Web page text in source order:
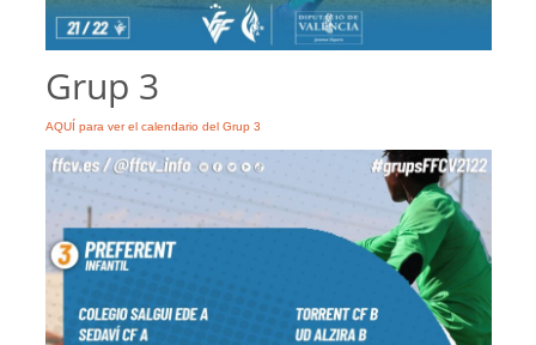
Grup 3
AQUÍ para ver el calendario del Grup 3